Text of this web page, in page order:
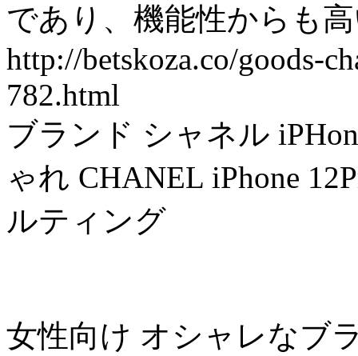
であり、機能性からも
http://betskoza.co/goods-
782.html
ブランド シャネル
ゃれ CHANEL iPhone
ルティング
女性向け オシャレなブ